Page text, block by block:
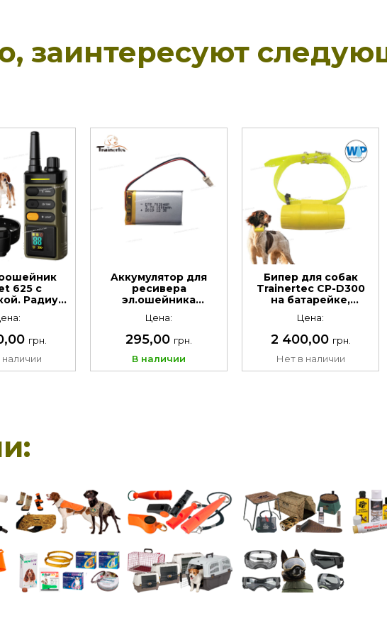
заинтересуют
625 с
Радиус
грн.
Aккумулятор для
ресивера
эл.ошейника
Цена:
295,00 грн.
В наличии
Бипер для собак
Trainertec CP-D300
на батарейке,
Цена:
2 400,00 грн.
Нет в наличии